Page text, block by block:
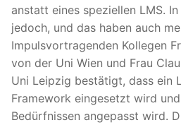
anstatt eines speziellen LMS.
jedoch, und das haben auch
Impulsvortragenden Kollegen
von der Uni Wien und Frau
Uni Leipzig bestätigt, dass ein
Framework eingesetzt wird
Bedürfnissen angepasst wird.